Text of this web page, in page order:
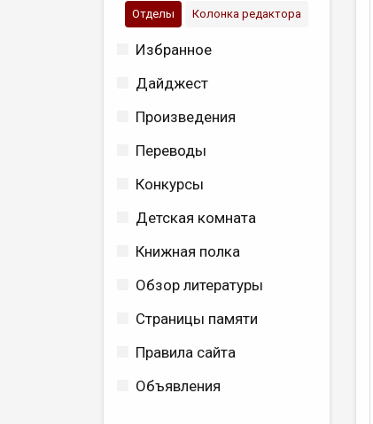
Отделы Колонка редактора
Избранное
Дайджест
Произведения
Переводы
Конкурсы
Детская комната
Книжная полка
Обзор литературы
Страницы памяти
Правила сайта
Объявления